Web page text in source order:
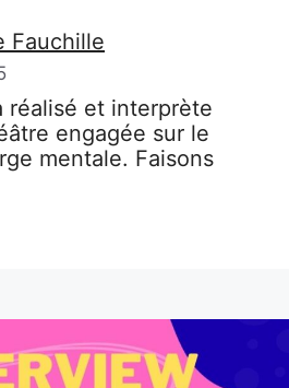
Fauchille
réalisé et interprète
engagée sur le
mentale. Faisons